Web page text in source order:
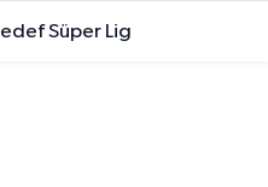
Süper Lig
ve Fikstür